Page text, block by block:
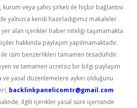
veya şahıs şirketi ile hiçbir bağlantısı
yalnızca kendi hazırladığımız makaleler
yer alan içerikler haber niteliği taşımamakta
hakkında paylaşım yapılmamaktadır.
isim benzerlikleri tamamen tesadüfidir.
ve tamamen ücretsiz bir bilgi paylaşım
yasal düzenlemelere aykırı olduğunu
backlinkpanelicomtr@gmail.com
ilgili içerikler yasal süre içerisinde